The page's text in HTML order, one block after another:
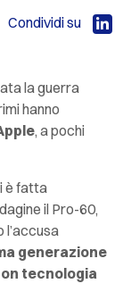
Condividi su
la guerra
hanno
, a pochi
è fatta
il Pro-60,
l’accusa
generazione
tecnologia